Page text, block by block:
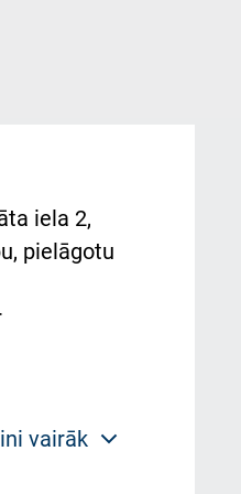
iela 2,
pielāgotu
vairāk